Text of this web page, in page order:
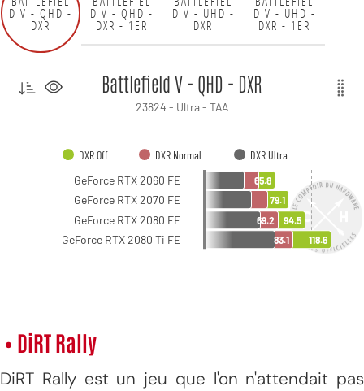
• DiRT Rally
DiRT Rally est un jeu que l'on n'attendait pas